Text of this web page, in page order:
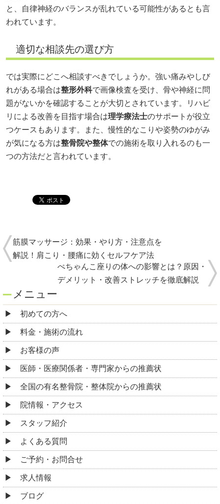
と、自律神経のバランスが乱れている可能性があるとも言
われています。
適切な相談先の選び方
では実際にどこへ相談すべきでしょうか。強い痛みやしび
れがある場合は整形外科で画像検査を受け、骨や神経に問
題がないかを確認することが大切とされています。リハビ
リによる改善を目指す場合は理学療法士のサポートが役立
つケースもあります。また、慢性的なこりや姿勢のゆがみ
が気になる方は整骨院や整体での施術を取り入れるのも一
つの方法だと言われています。
筋膜マッサージ：効果・やり方・注意点を
解説！肩こり・腰痛に効くセルフケア法
ぺちゃんこ座りの体への影響とは？原因・
デメリット・改善ストレッチを徹底解説
メニュー
初めての方へ
料金・施術の流れ
お客様の声
医師・医療関係者・専門家からの推薦状
全国の有名整骨院・整体院からの推薦状
院情報・アクセス
スタッフ紹介
よくある質問
ご予約・お問合せ
求人情報
ブログ